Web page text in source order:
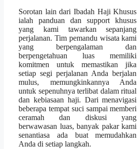
Sorotan lain dari Ibadah Haji Khusus
ialah panduan dan support khusus
yang kami tawarkan sepanjang
perjalanan. Tim pemandu wisata kami
yang berpengalaman dan
berpengetahuan luas memiliki
komitmen untuk memastikan jika
setiap segi perjalanan Anda berjalan
mulus, memungkinkannya Anda
untuk sepenuhnya terlibat dalam ritual
dan kebiasaan haji. Dari menavigasi
beberapa tempat suci sampai memberi
ceramah dan diskusi yang
berwawasan luas, banyak pakar kami
senantiasa ada buat memudahkan
Anda di setiap langkah.